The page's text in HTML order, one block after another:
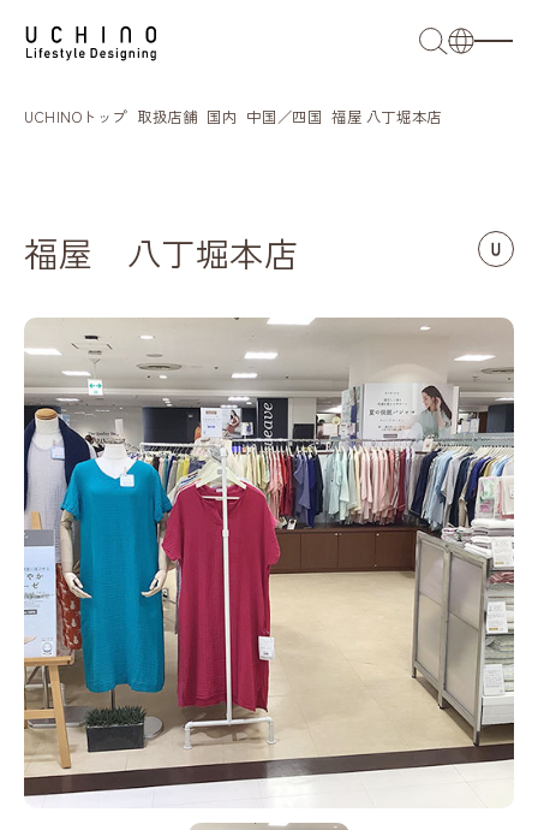
簡体語
繁体語
UCHINOトップ 取扱店舗 国内 中国／四国 福屋 八丁堀本店
福屋 八丁堀本店